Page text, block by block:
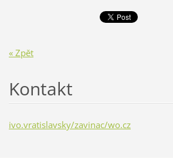
« Zpět
Kontakt
ivo.vratislavsky/zavinac/wo.cz